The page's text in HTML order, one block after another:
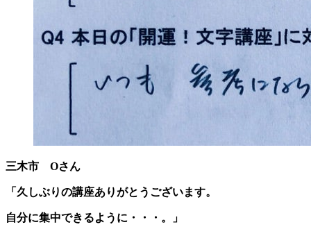
三木市 Oさん
「久しぶりの講座ありがとうございます。
自分に集中できるように・・・。」